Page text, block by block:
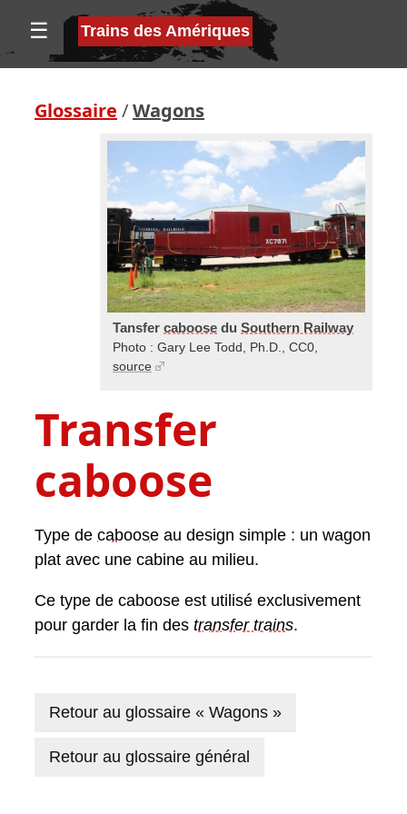
☰ Trains des Amériques
Glossaire /Wagons
Tansfer caboose du Southern Railway
Photo : Gary Lee Todd, Ph.D., CC0,
source
Transfer
caboose
Type de caboose au design simple : un wagon
plat avec une cabine au milieu.
Ce type de caboose est utilisé exclusivement
pour garder la fin des transfer trains.
Retour au glossaire « Wagons »
Retour au glossaire général